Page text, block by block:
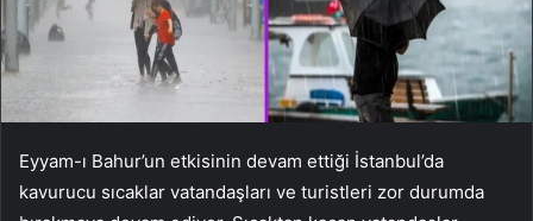
Eyyam-ı Bahur’un etkisinin devam ettiği İstanbul’da
kavurucu sıcaklar vatandaşları ve turistleri zor durumda